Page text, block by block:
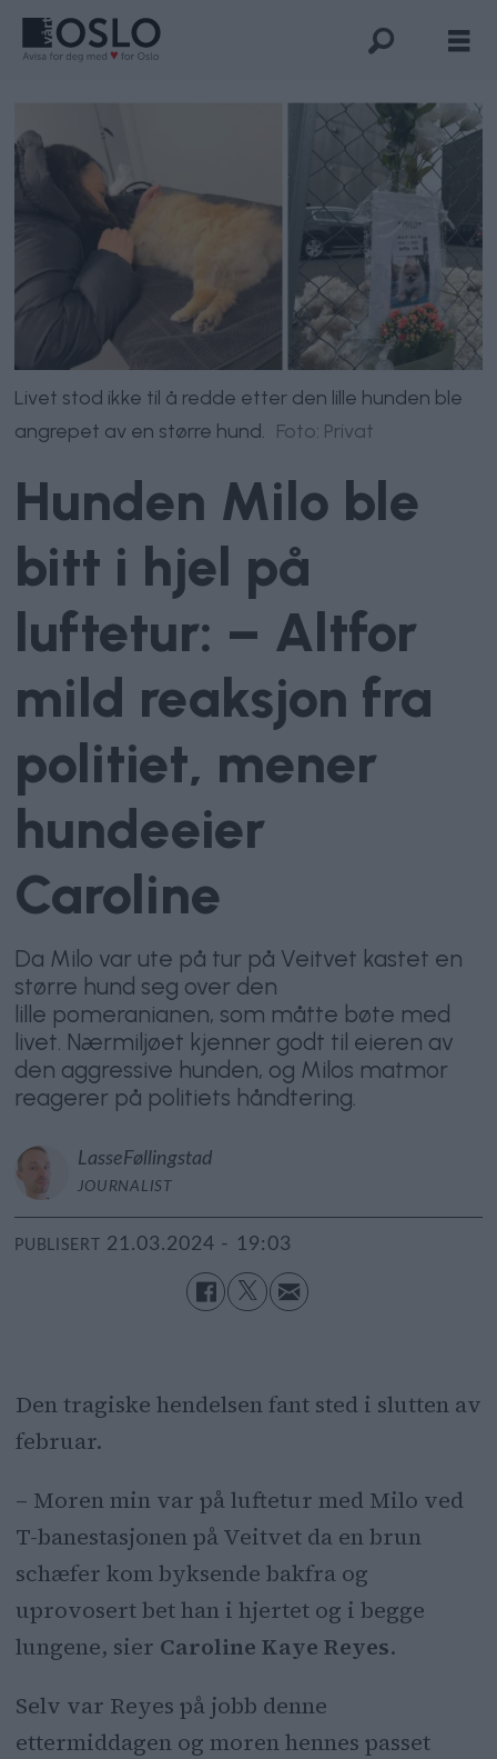
Livet stod ikke til å redde etter den lille hunden ble
angrepet av en større hund.
Foto: Privat
Hunden Milo ble
bitt i hjel på
luftetur: – Altfor
mild reaksjon fra
politiet, mener
hundeeier
Caroline
Da Milo var ute på tur på Veitvet kastet en
større hund seg over den
lille pomeranianen, som måtte bøte med
livet. Nærmiljøet kjenner godt til eieren av
den aggressive hunden, og Milos matmor
reagerer på politiets håndtering.
LasseFøllingstad
JOURNALIST
PUBLISERT 21.03.2024 - 19:03
Den tragiske hendelsen fant sted i slutten av
februar.
– Moren min var på luftetur med Milo ved
T-banestasjonen på Veitvet da en brun
schæfer kom byksende bakfra og
uprovosert bet han i hjertet og i begge
lungene, sier Caroline Kaye Reyes.
Selv var Reyes på jobb denne
ettermiddagen og moren hennes passet